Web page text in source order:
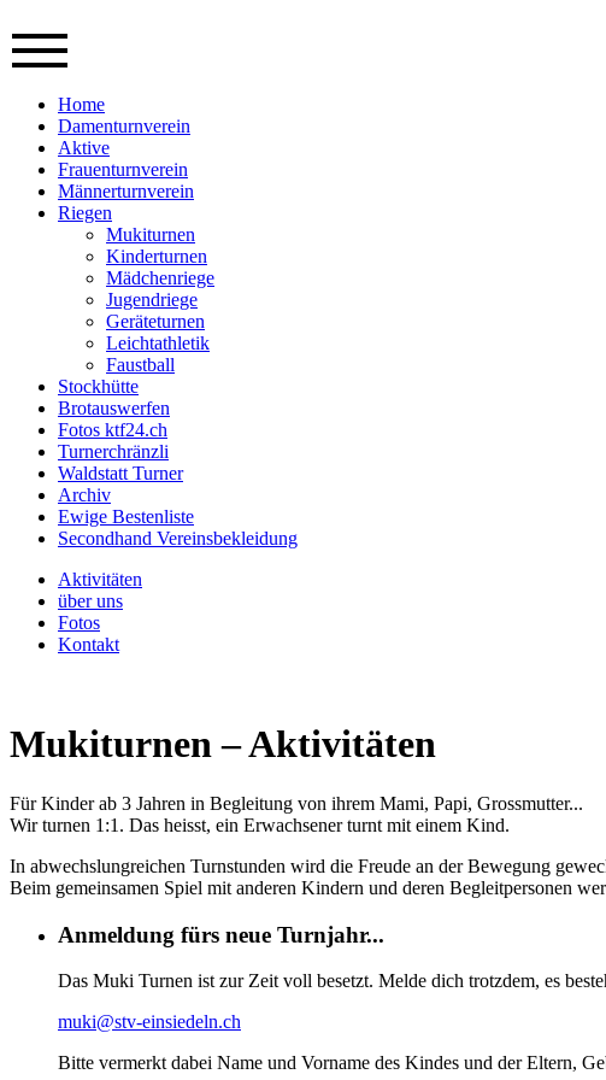
Home
Damenturnverein
Aktive
Frauenturnverein
Männerturnverein
Riegen
Mukiturnen
Kinderturnen
Mädchenriege
Jugendriege
Geräteturnen
Leichtathletik
Faustball
Stockhütte
Brotauswerfen
Fotos ktf24.ch
Turnerchränzli
Waldstatt Turner
Archiv
Ewige Bestenliste
Secondhand Vereinsbekleidung
Aktivitäten
über uns
Fotos
Kontakt
Mukiturnen – Aktivitäten
Für Kinder ab 3 Jahren in Begleitung von ihrem Mami, Papi, Grossmutter...
Wir turnen 1:1. Das heisst, ein Erwachsener turnt mit einem Kind.
In abwechslungreichen Turnstunden wird die Freude an der Bewegung
Beim gemeinsamen Spiel mit anderen Kindern und deren Begleitpersonen
Anmeldung fürs neue Turnjahr...
Das Muki Turnen ist zur Zeit voll besetzt. Melde dich trotzdem, es
muki@stv-einsiedeln.ch
Bitte vermerkt dabei Name und Vorname des Kindes und der Eltern,